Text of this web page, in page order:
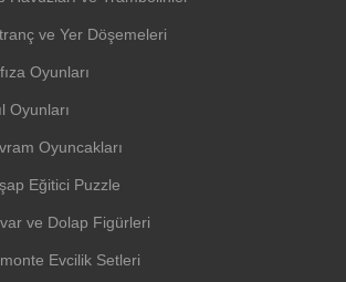
ve Yer Döşemeleri
Oyunları
Oyunları
Oyuncakları
Eğitici Puzzle
ve Dolap Figürleri
Evcilik Setleri